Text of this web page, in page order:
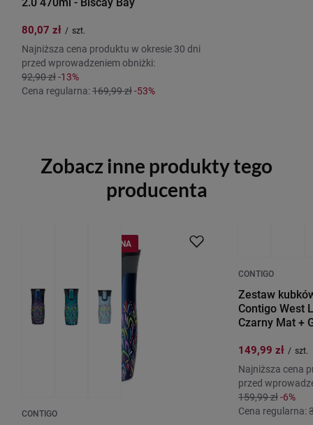
80,07 zł / szt.
Najniższa cena produktu w okresie 30 dni
przed wprowadzeniem obniżki:
92,90 zł-13%
Cena regularna:169,99 zł-53%
Zobacz inne produkty tego
producenta
PRZECENA
CONTIGO
CONTIGO
Zestaw
Contigo West
Czarny Mat +
149,99 zł / szt.
Najniższa cena
przed
159,99 zł-6%
Cena regularna: